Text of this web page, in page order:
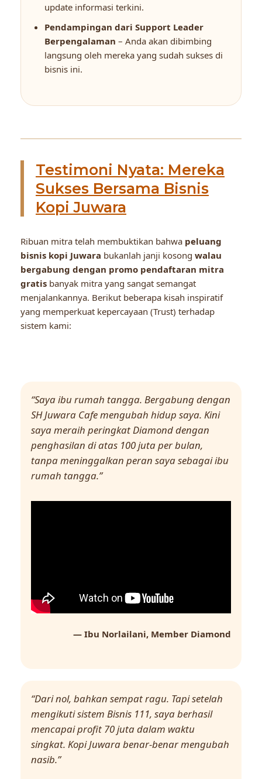
update informasi terkini.
Pendampingan dari Support Leader
Berpengalaman – Anda akan dibimbing
langsung oleh mereka yang sudah sukses di
bisnis ini.
Testimoni Nyata: Mereka
Sukses Bersama Bisnis
Kopi Juwara
Ribuan mitra telah membuktikan bahwa peluang
bisnis kopi Juwara bukanlah janji kosong walau
bergabung dengan promo pendaftaran mitra
gratis banyak mitra yang sangat semangat
menjalankannya. Berikut beberapa kisah inspiratif
yang memperkuat kepercayaan (Trust) terhadap
sistem kami:
“Saya ibu rumah tangga. Bergabung dengan
SH Juwara Cafe mengubah hidup saya. Kini
saya meraih peringkat Diamond dengan
penghasilan di atas 100 juta per bulan,
tanpa meninggalkan peran saya sebagai ibu
rumah tangga.”
— Ibu Norlailani, Member Diamond
“Dari nol, bahkan sempat ragu. Tapi setelah
mengikuti sistem Bisnis 111, saya berhasil
mencapai profit 70 juta dalam waktu
singkat. Kopi Juwara benar-benar mengubah
nasib.”